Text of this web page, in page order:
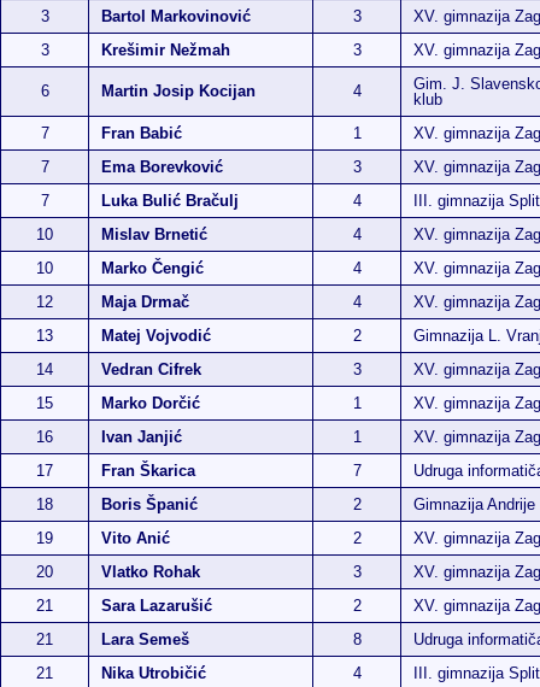
3
Bartol Markovinović 3
XV. gimnazija
3
Krešimir Nežmah 3 XV. gimnazija
6 Martin Josip Kocijan 4
Gim. J.
klub
7
Fran Babić 1
XV. gimnazija
7
Ema Borevković 3
XV. gimnazija
7
Luka Bulić Bračulj 4
III. gimnazija Split
10
Mislav Brnetić 4
XV. gimnazija
10
Marko Čengić 4
XV. gimnazija
12
Maja Drmač 4
XV. gimnazija
13
Matej Vojvodić 2
Gimnazija L.
14
Vedran Cifrek 3
XV. gimnazija
15
Marko Dorčić 1
XV. gimnazija
16
Ivan Janjić 1
XV. gimnazija
17
Fran Škarica 7
Udruga
18
Boris Španić 2
Gimnazija
19
Vito Anić 2
XV. gimnazija
20
Vlatko Rohak 3
XV. gimnazija
21
Sara Lazarušić 2
XV. gimnazija
21
Lara Semeš 8
Udruga
21
Nika Utrobičić 4
III. gimnazija Split